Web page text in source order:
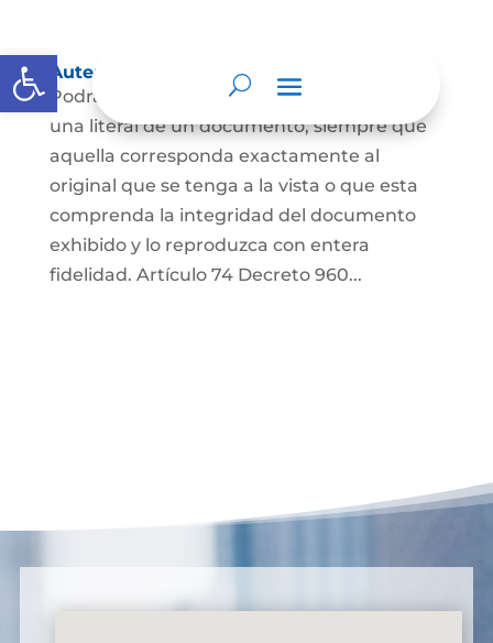
Abrir barra de herramientas
Autenticación de Copias
Podrá autenticarse una copia mecánica o
una literal de un documento, siempre que
aquella corresponda exactamente al
original que se tenga a la vista o que esta
comprenda la integridad del documento
exhibido y lo reproduzca con entera
fidelidad. Artículo 74 Decreto 960...